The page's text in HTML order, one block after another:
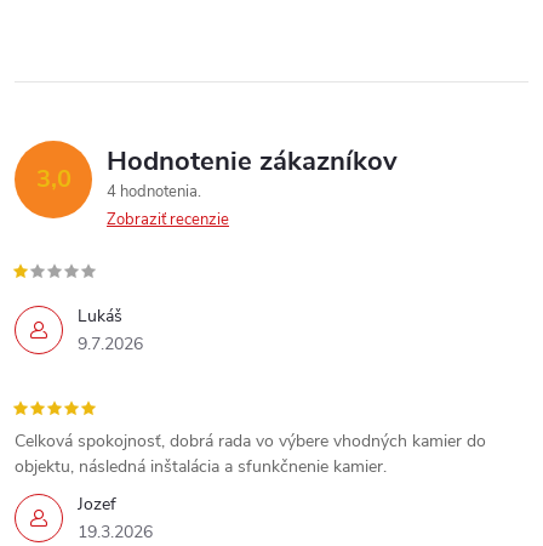
3,0 Hodnotenie zákazníkov
4 hodnotenia
Zobraziť recenzie
Lukáš
9.7.2026
Jozef
19.3.2026
Celková spokojnosť, dobrá rada vo výbere vhodných kamier do
objektu, následná inštalácia a sfunkčnenie kamier.